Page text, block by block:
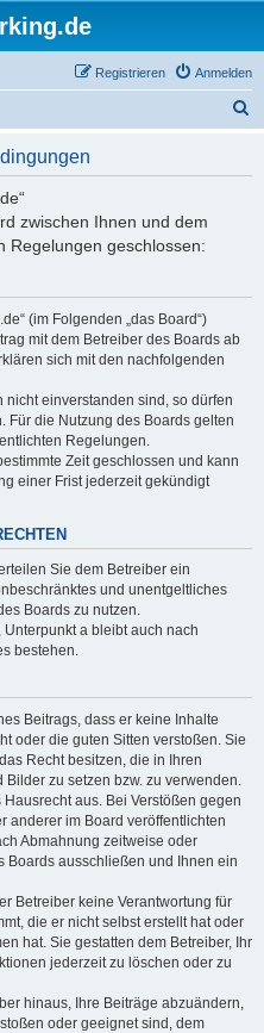
Anmelden
Registrieren
zwischen Ihnen und dem
Regelungen geschlossen:
(im Folgenden „das Board“)
mit dem Betreiber des Boards ab
sich mit den nachfolgenden
einverstanden sind, so dürfen
Für die Nutzung des Boards gelten
Regelungen.
Zeit geschlossen und kann
einer Frist jederzeit gekündigt
Sie dem Betreiber ein
und unentgeltliches
Boards zu nutzen.
a bleibt auch nach
bestehen.
Beitrags, dass er keine Inhalte
oder die guten Sitten verstoßen. Sie
Recht besitzen, die in Ihren
zu setzen bzw. zu verwenden.
aus. Bei Verstößen gegen
anderer im Board veröffentlichten
Abmahnung zeitweise oder
Boards ausschließen und Ihnen ein
Betreiber keine Verantwortung für
die er nicht selbst erstellt hat oder
hat. Sie gestatten dem Betreiber, Ihr
jederzeit zu löschen oder zu
hinaus, Ihre Beiträge abzuändern,
oder geeignet sind, dem